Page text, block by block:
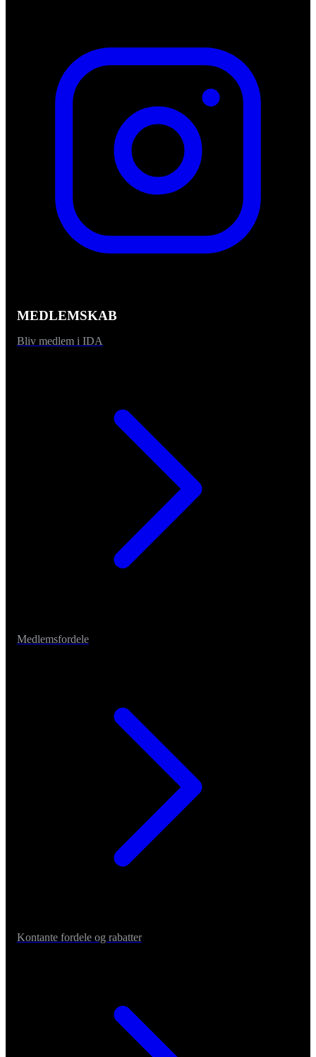
MEDLEMSKAB
Bliv medlem i IDA
Medlemsfordele
Kontante fordele og rabatter